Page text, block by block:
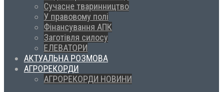
Сучасне тваринництво
У правовому полі
Фінансування АПК
Заготівля силосу
ЕЛЕВАТОРИ
АКТУАЛЬНА РОЗМОВА
АГРОРЕКОРДИ
АГРОРЕКОРДИ НОВИНИ